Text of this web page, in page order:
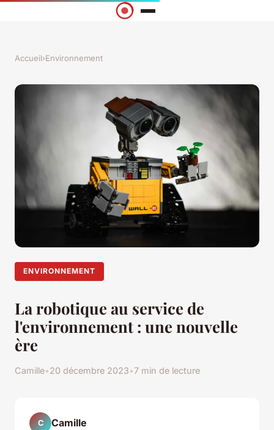
Accueil›Environnement
ENVIRONNEMENT
La robotique au service de
l'environnement : une nouvelle
ère
Camille•20 décembre 2023•7 min de lecture
C Camille